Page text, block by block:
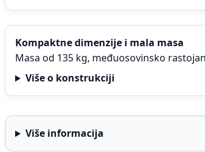
Kompaktne dimenzije i mala masa
Masa od 135 kg, međuosovinsko
Više o konstrukciji
Više informacija